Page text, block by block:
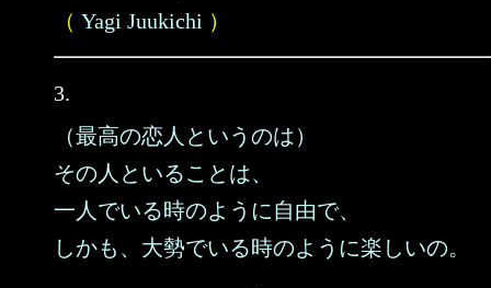
（ Yagi Juukichi ）
3.
（最高の恋人というのは）
その人といることは、
一人でいる時のように自由で、
しかも、大勢でいる時のように楽しいの。